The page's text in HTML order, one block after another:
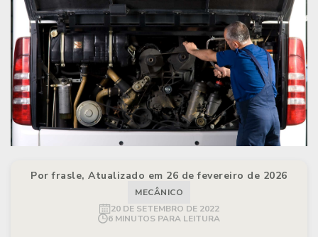
Por frasle, Atualizado em 26 de fevereiro de 2026
MECÂNICO
20 DE SETEMBRO DE 2022
6 MINUTOS PARA LEITURA